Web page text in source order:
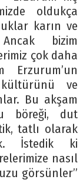
oldukça
karın ve
bizim
çok daha
kültürünü ve
Bu akşam
böreği, dut
tatlı olarak
İstedik ki
nasıl
görsünler”